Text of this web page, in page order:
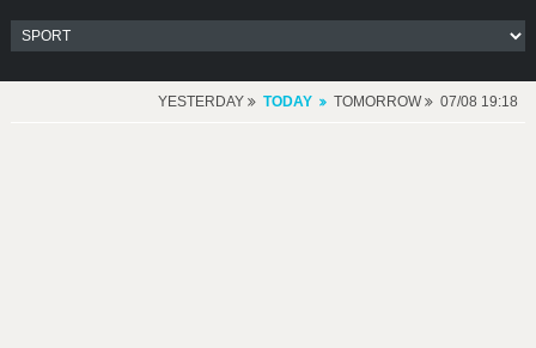
YESTERDAY TODAY TOMORROW 07/08 19:18